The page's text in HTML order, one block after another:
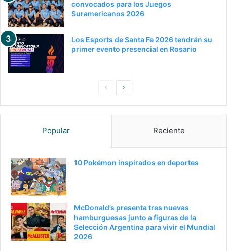
convocados para los Juegos
Suramericanos 2026
Los Esports de Santa Fe 2026 tendrán su
primer evento presencial en Rosario
PaginaSiguiente
Popular Reciente
10 Pokémon inspirados en deportes
McDonald’s presenta tres nuevas
hamburguesas junto a figuras de la
Selección Argentina para vivir el Mundial
2026